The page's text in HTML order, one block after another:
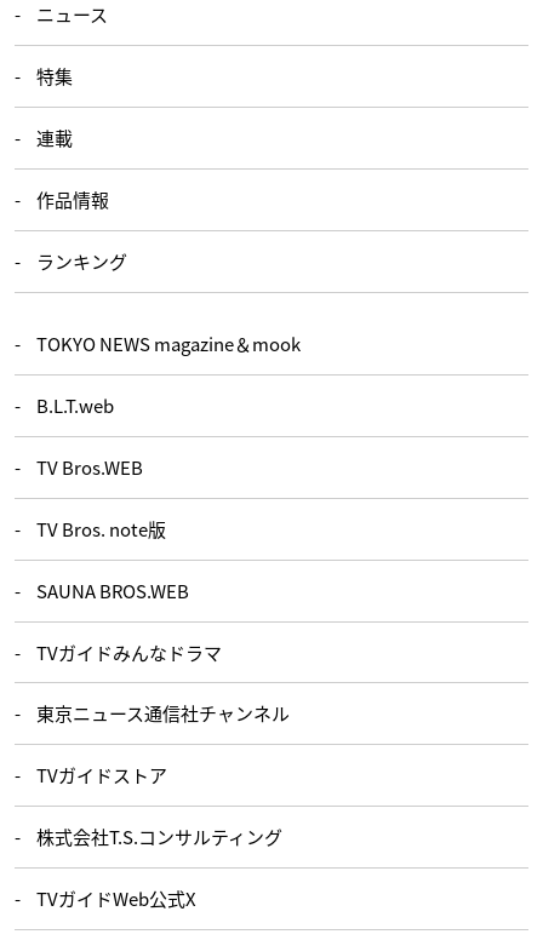
ニュース
特集
連載
作品情報
ランキング
TOKYO NEWS magazine＆mook
B.L.T.web
TV Bros.WEB
TV Bros. note版
SAUNA BROS.WEB
TVガイドみんなドラマ
東京ニュース通信社チャンネル
TVガイドストア
株式会社T.S.コンサルティング
TVガイドWeb公式X